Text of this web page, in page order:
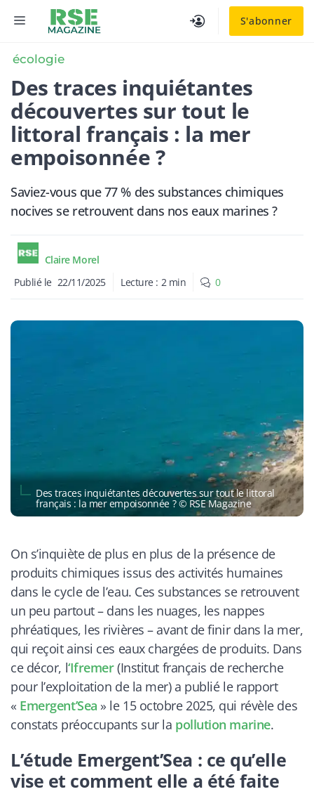
S'abonner
MENU
écologie
Des traces inquiétantes
découvertes sur tout le
littoral français : la mer
empoisonnée ?
Saviez-vous que 77 % des substances chimiques
nocives se retrouvent dans nos eaux marines ?
Claire Morel
Publié le 22/11/2025 Lecture : 2 min 0
Des traces inquiétantes découvertes sur tout le littoral
français : la mer empoisonnée ? © RSE Magazine
On s’inquiète de plus en plus de la présence de
produits chimiques issus des activités humaines
dans le cycle de l’eau. Ces substances se retrouvent
un peu partout – dans les nuages, les nappes
phréatiques, les rivières – avant de finir dans la mer,
qui reçoit ainsi ces eaux chargées de produits. Dans
ce décor, l‘Ifremer(Institut français de recherche
pour l’exploitation de la mer) a publié le rapport
« Emergent’Sea » le 15 octobre 2025, qui révèle des
constats préoccupants sur la pollution marine.
L’étude Emergent’Sea : ce qu’elle
vise et comment elle a été faite